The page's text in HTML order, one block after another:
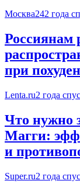
Москва242 года
Россиянам
при
Lenta.ru2 года
Что нужно
Магги:
и
Super.ru2 года